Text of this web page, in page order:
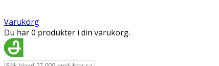
Varukorg
Du har 0 produkter i din varukorg.